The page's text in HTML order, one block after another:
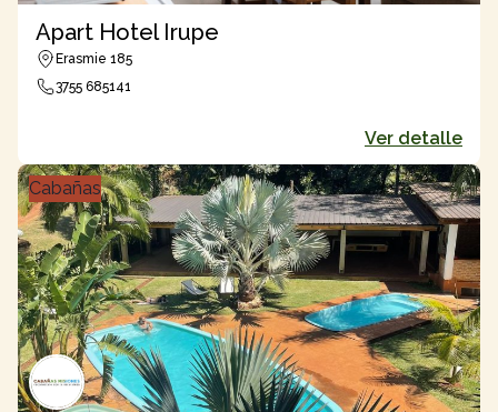
Apart Hotel Irupe
Erasmie 185
3755 685141
Ver detalle
Cabañas